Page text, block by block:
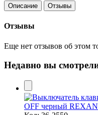
Описание Отзывы
Отзывы
Еще нет отзывов об этом
Недавно вы